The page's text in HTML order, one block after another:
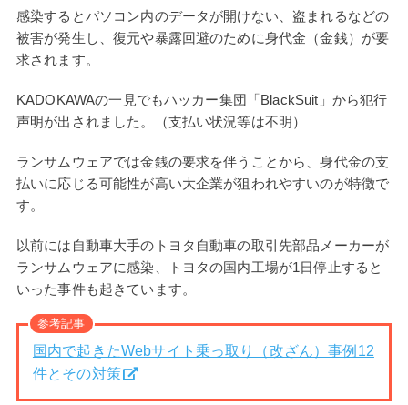
感染するとパソコン内のデータが開けない、盗まれるなどの
被害が発生し、復元や暴露回避のために身代金（金銭）が要
求されます。
KADOKAWAの一見でもハッカー集団「BlackSuit」から犯行
声明が出されました。（支払い状況等は不明）
ランサムウェアでは金銭の要求を伴うことから、身代金の支
払いに応じる可能性が高い大企業が狙われやすいのが特徴で
す。
以前には自動車大手のトヨタ自動車の取引先部品メーカーが
ランサムウェアに感染、トヨタの国内工場が1日停止すると
いった事件も起きています。
参考記事
国内で起きたWebサイト乗っ取り（改ざん）事例12
件とその対策